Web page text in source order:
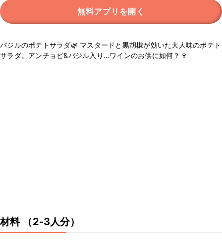
無料アプリを開く
バジルのポテトサラダ🌿 マスタードと黒胡椒が効いた大人味のポテト
サラダ。アンチョビ&バジル入り…ワインのお供に如何？🍷
材料 （2-3人分）